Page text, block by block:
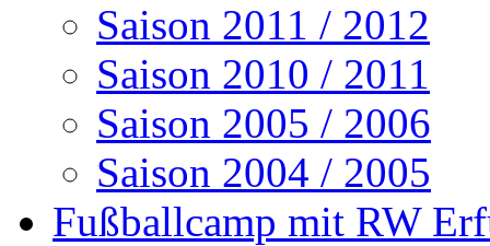
Saison 2011 / 2012
Saison 2010 / 2011
Saison 2005 / 2006
Saison 2004 / 2005
Fußballcamp mit RW